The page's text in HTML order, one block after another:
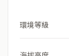
環境等級